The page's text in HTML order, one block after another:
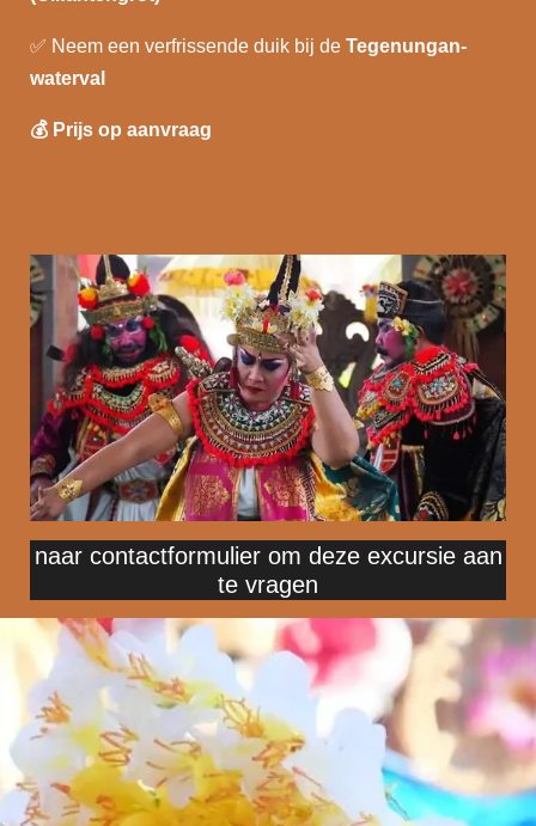
✅ Neem een verfrissende duik bij de Tegenungan-
waterval
💰 Prijs op aanvraag
naar contactformulier om deze excursie aan
te vragen